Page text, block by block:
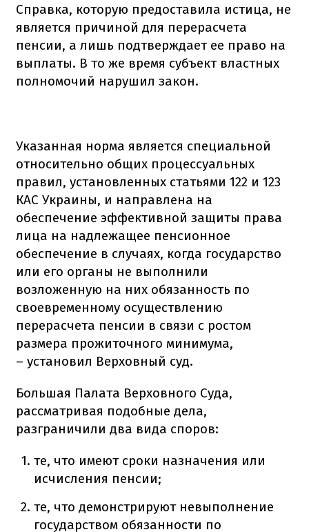
Справка, которую предоставила истица, не
является причиной для перерасчета
пенсии, а лишь подтверждает ее право на
выплаты. В то же время субъект властных
полномочий нарушил закон.
Указанная норма является специальной
относительно общих процессуальных
правил, установленных статьями 122 и 123
КАС Украины, и направлена на
обеспечение эффективной защиты права
лица на надлежащее пенсионное
обеспечение в случаях, когда государство
или его органы не выполнили
возложенную на них обязанность по
своевременному осуществлению
перерасчета пенсии в связи с ростом
размера прожиточного минимума,
– установил Верховный суд.
Большая Палата Верховного Суда,
рассматривая подобные дела,
разграничили два вида споров:
те, что имеют сроки назначения или
исчисления пенсии;
те, что демонстрируют невыполнение
государством обязанности по